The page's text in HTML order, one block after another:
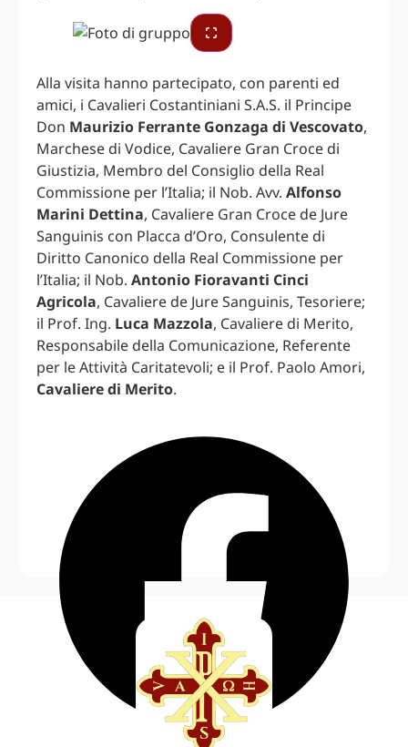
Alla visita hanno partecipato, con parenti ed
amici, i Cavalieri Costantiniani S.A.S. il Principe
Don Maurizio Ferrante Gonzaga di Vescovato,
Marchese di Vodice, Cavaliere Gran Croce di
Giustizia, Membro del Consiglio della Real
Commissione per l’Italia; il Nob. Avv. Alfonso
Marini Dettina, Cavaliere Gran Croce de Jure
Sanguinis con Placca d’Oro, Consulente di
Diritto Canonico della Real Commissione per
l’Italia; il Nob. Antonio Fioravanti Cinci
Agricola, Cavaliere de Jure Sanguinis, Tesoriere;
il Prof. Ing. Luca Mazzola, Cavaliere di Merito,
Responsabile della Comunicazione, Referente
per le Attività Caritatevoli; e il Prof. Paolo Amori,
Cavaliere di Merito.